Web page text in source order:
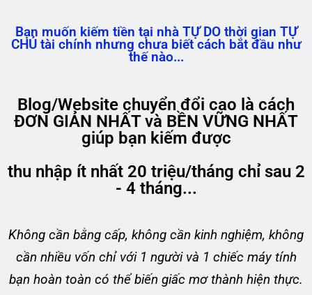
Bạn muốn kiếm tiền tại nhà TỰ DO thời gian TỰ
CHỦ tài chính nhưng chưa biết cách bắt đầu như
thế nào...
Blog/Website chuyển đổi cao là cách
ĐƠN GIẢN NHẤT và BỀN VỮNG NHẤT
giúp bạn kiếm được
thu nhập ít nhất 20 triệu/tháng chỉ sau 2
- 4 tháng...
Không cần bằng cấp, không cần kinh nghiệm, không
cần nhiều vốn chỉ với 1 người và 1 chiếc máy tính
bạn hoàn toàn có thể biến giấc mơ thành hiện thực.